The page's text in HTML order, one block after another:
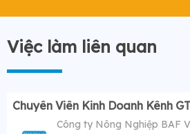
Việc làm liên quan
Chuyên Viên Kinh Doanh Kênh GT
Công ty Nông Nghiệp BAF